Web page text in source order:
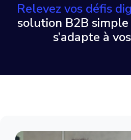
Relevez vos défis
solution B2B
s’adapte à